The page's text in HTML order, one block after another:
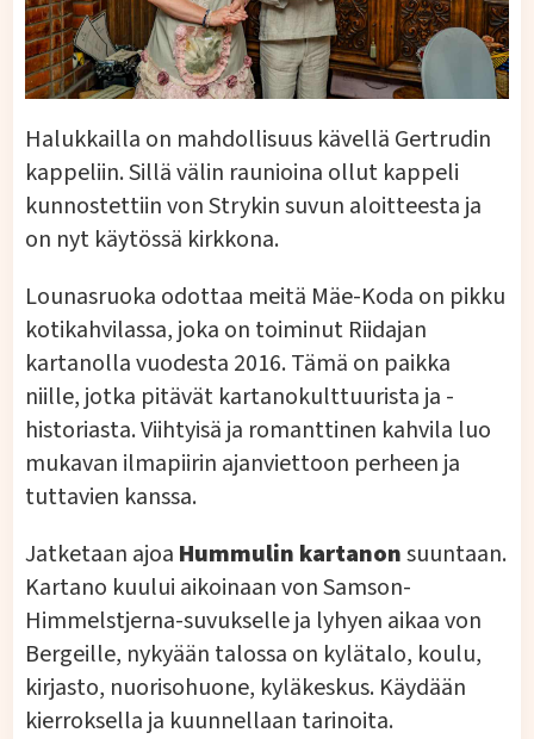
Halukkailla on mahdollisuus kävellä Gertrudin
kappeliin. Sillä välin raunioina ollut kappeli
kunnostettiin von Strykin suvun aloitteesta ja
on nyt käytössä kirkkona.
Lounasruoka odottaa meitä Mäe-Koda on pikku
kotikahvilassa, joka on toiminut Riidajan
kartanolla vuodesta 2016. Tämä on paikka
niille, jotka pitävät kartanokulttuurista ja -
historiasta. Viihtyisä ja romanttinen kahvila luo
mukavan ilmapiirin ajanviettoon perheen ja
tuttavien kanssa.
Jatketaan ajoa Hummulin kartanonsuuntaan.
Kartano kuului aikoinaan von Samson-
Himmelstjerna-suvukselle ja lyhyen aikaa von
Bergeille, nykyään talossa on kylätalo, koulu,
kirjasto, nuorisohuone, kyläkeskus. Käydään
kierroksella ja kuunnellaan tarinoita.